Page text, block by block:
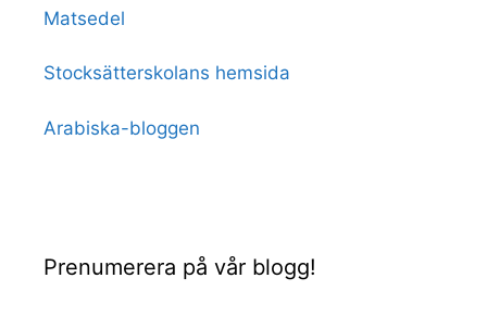
Matsedel
Stocksätterskolans hemsida
Arabiska-bloggen
Prenumerera på vår blogg!